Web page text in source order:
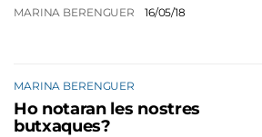
MARINA BERENGUER 16/05/18
MARINA BERENGUER
Ho notaran les nostres
butxaques?